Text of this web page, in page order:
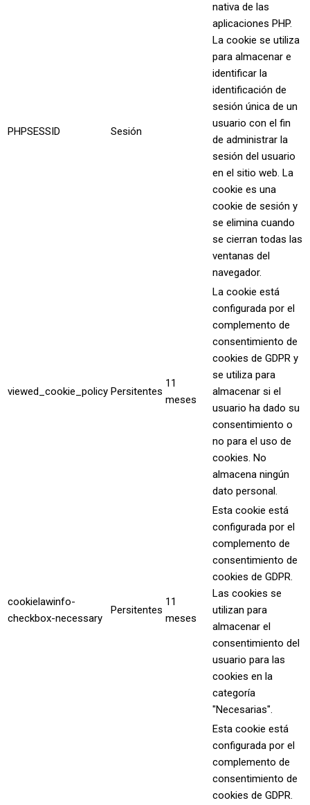
PHPSESSID Sesión
nativa de las
aplicaciones PHP.
La cookie se utiliza
para almacenar e
identificar la
identificación de
sesión única de un
usuario con el fin
de administrar la
sesión del usuario
en el sitio web. La
cookie es una
cookie de sesión y
se elimina cuando
se cierran todas las
ventanas del
navegador.
viewed_cookie_policy Persitentes
11
meses
La cookie está
configurada por el
complemento de
consentimiento de
cookies de GDPR y
se utiliza para
almacenar si el
usuario ha dado su
consentimiento o
no para el uso de
cookies. No
almacena ningún
dato personal.
cookielawinfo-
checkbox-necessary
Persitentes
11
meses
Esta cookie está
configurada por el
complemento de
consentimiento de
cookies de GDPR.
Las cookies se
utilizan para
almacenar el
consentimiento del
usuario para las
cookies en la
categoría
"Necesarias".
Esta cookie está
configurada por el
complemento de
consentimiento de
cookies de GDPR.